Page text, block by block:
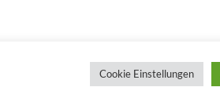
Cookie Einstellungen